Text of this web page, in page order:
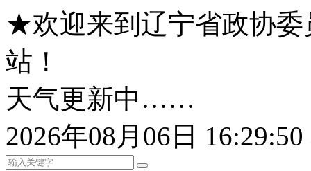
★欢迎来到辽宁省政协委
站！
天气更新中……
2026年08月06日